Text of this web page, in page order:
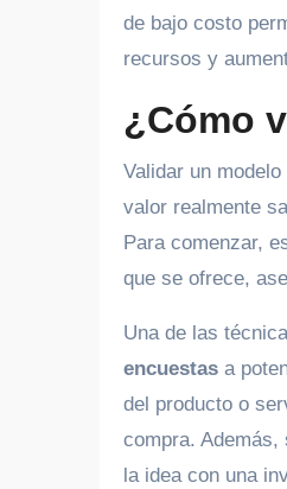
de bajo costo
recursos y
¿Cómo
Validar un
valor realmente
Para comenzar,
que se ofrece,
Una de las
encuestas a
del producto o
compra. Además,
la idea con una